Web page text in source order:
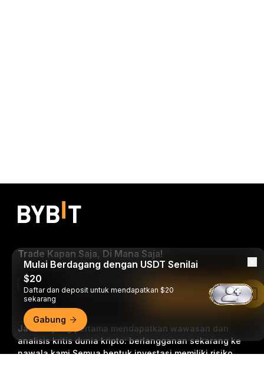
Jadilah yang pertama mendapatkan wawasan dan
analisis kritis dunia kripto: berlangganan sekarang ke
nawala kami.Semua bentuk investasi memiliki risiko,
Trade Kapan Saja, Di Mana Saja!
Download Bybit App
Mulai Berdagang dengan USDT Senilai
$20
Daftar dan deposit untuk mendapatkan $20
sekarang
Gabung
Baca di Aplikasi Bybit